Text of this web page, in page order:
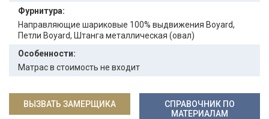
Фурнитура:
Направляющие шариковые 100% выдвижения Boyard,
Петли Boyard, Штанга металлическая (овал)
Особенности:
Матрас в стоимость не входит
ВЫЗВАТЬ ЗАМЕРЩИКА
СПРАВОЧНИК ПО
МАТЕРИАЛАМ